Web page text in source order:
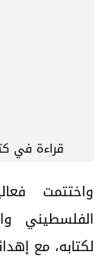
قراءة في
واختتمت
الفلسطيني
لكتابه، مع